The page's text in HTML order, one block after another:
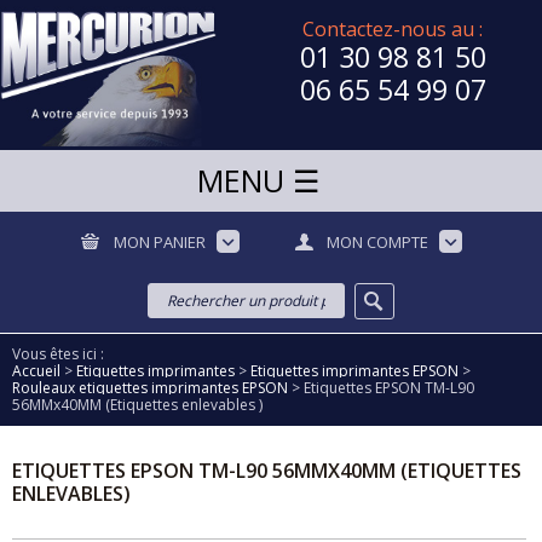
Contactez-nous au :
01 30 98 81 50
06 65 54 99 07
MON PANIER MON COMPTE
Vous êtes ici :
Accueil > Etiquettes imprimantes > Etiquettes imprimantes EPSON >
Rouleaux etiquettes imprimantes EPSON > Etiquettes EPSON TM-L90
56MMx40MM (Etiquettes enlevables )
ETIQUETTES EPSON TM-L90 56MMX40MM (ETIQUETTES
ENLEVABLES)